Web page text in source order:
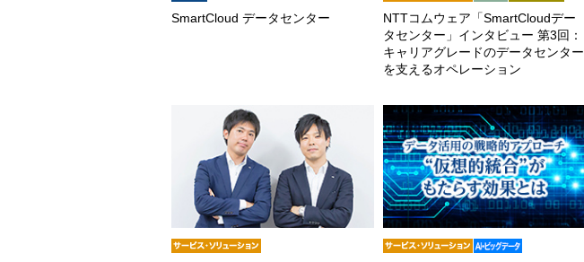
SmartCloud データセンター
NTTコムウェア「SmartCloudデー
タセンター」インタビュー 第3回：
キャリアグレードのデータセンター
を支えるオペレーション